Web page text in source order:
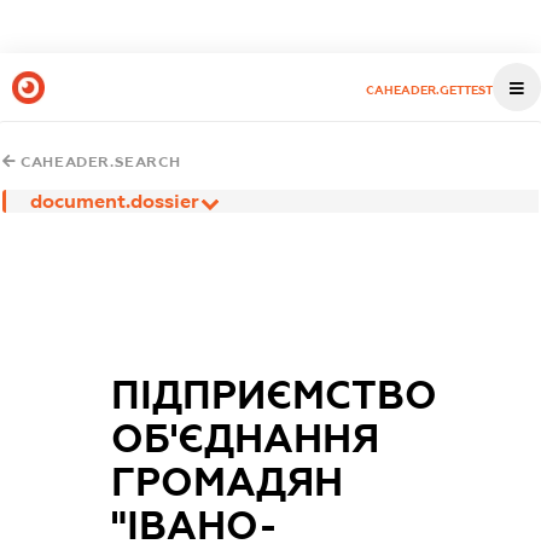
CAHEADER.GETTEST
CAHEADER.SEARCH
document.dossier
ПІДПРИЄМСТВО
ОБ'ЄДНАННЯ
ГРОМАДЯН
"ІВАНО-